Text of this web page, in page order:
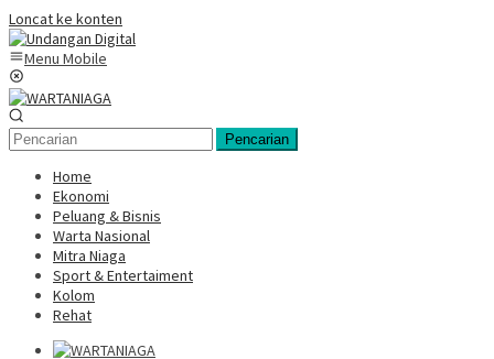
Loncat ke konten
Menu Mobile
Pencarian
Home
Ekonomi
Peluang & Bisnis
Warta Nasional
Mitra Niaga
Sport & Entertaiment
Kolom
Rehat